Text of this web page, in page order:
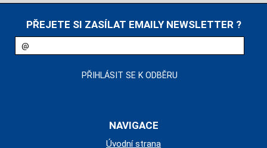
PŘEJETE SI ZASÍLAT EMAILY NEWSLETTER ?
NAVIGACE
Úvodní strana